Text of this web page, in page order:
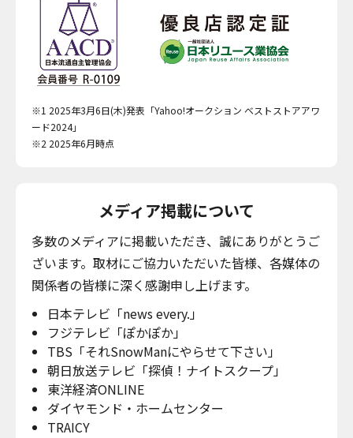
※1 2025年3月6日(木)発表「Yahoo!オークション ベストストアアワ
ード2024」
※2 2025年6月時点
メディア掲載について
多数のメディアに掲載いただき、誠にありがとうご
ざいます。取材にご協力いただいた皆様、各媒体の
関係者の皆様に深く感謝申し上げます。
日本テレビ「news every.」
フジテレビ「ぽかぽか」
TBS「それSnowManにやらせて下さい」
朝日放送テレビ「探偵！ナイトスクープ」
東洋経済ONLINE
ダイヤモンド・ホームセンター
TRAICY